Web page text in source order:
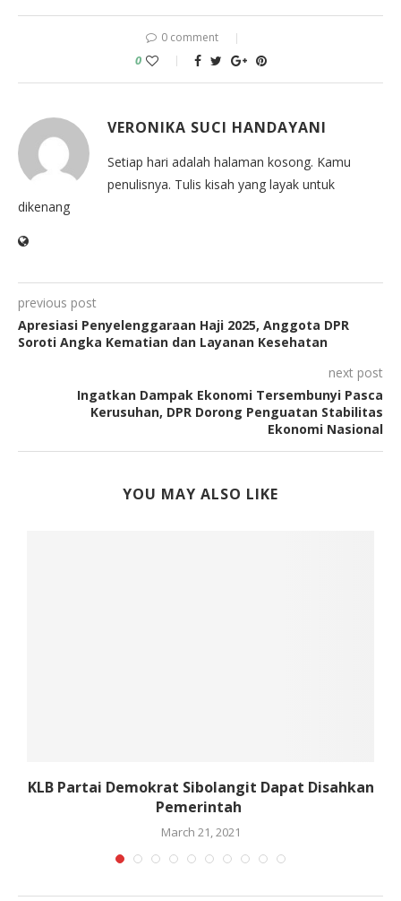
0 comment
0
VERONIKA SUCI HANDAYANI
Setiap hari adalah halaman kosong. Kamu
penulisnya. Tulis kisah yang layak untuk
dikenang
previous post
Apresiasi Penyelenggaraan Haji 2025, Anggota DPR
Soroti Angka Kematian dan Layanan Kesehatan
next post
Ingatkan Dampak Ekonomi Tersembunyi Pasca
Kerusuhan, DPR Dorong Penguatan Stabilitas
Ekonomi Nasional
YOU MAY ALSO LIKE
KLB Partai Demokrat Sibolangit Dapat Disahkan
Pemerintah
March 21, 2021